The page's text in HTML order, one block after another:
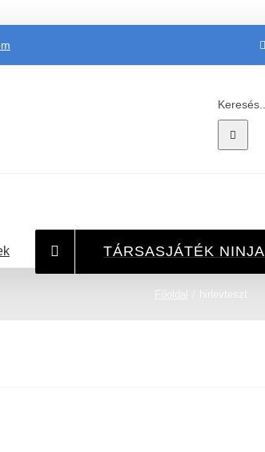
Keresés...
TÁRSASJÁTÉK NINJA